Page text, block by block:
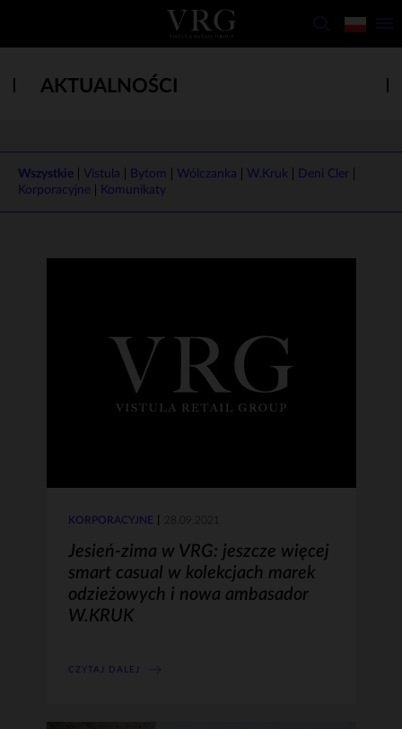
AKTUALNOŚCI
Wszystkie Vistula Bytom Wólczanka W.Kruk
Deni Cler
Korporacyjne
Komunikaty
KORPORACYJNE 28.09.2021
Jesień-zima w VRG: jeszcze więcej
smart casual w kolekcjach marek
odzieżowych i nowa ambasador
W.KRUK
CZYTAJ DALEJ